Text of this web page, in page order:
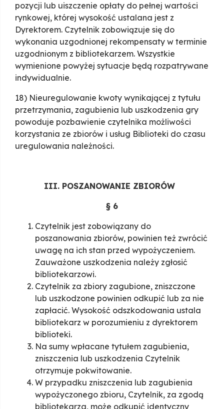
pozycji lub uiszczenie opłaty do pełnej wartości
rynkowej, której wysokość ustalana jest z
Dyrektorem. Czytelnik zobowiązuje się do
wykonania uzgodnionej rekompensaty w terminie
uzgodnionym z bibliotekarzem. Wszystkie
wymienione powyżej sytuacje będą rozpatrywane
indywidualnie.
18) Nieuregulowanie kwoty wynikającej z tytułu
przetrzymania, zagubienia lub uszkodzenia gry
powoduje pozbawienie czytelnika możliwości
korzystania ze zbiorów i usług Biblioteki do czasu
uregulowania należności.
III. POSZANOWANIE ZBIORÓW
§ 6
Czytelnik jest zobowiązany do
poszanowania zbiorów, powinien też zwrócić
uwagę na ich stan przed wypożyczeniem.
Zauważone uszkodzenia należy zgłosić
bibliotekarzowi.
Czytelnik za zbiory zagubione, zniszczone
lub uszkodzone powinien odkupić lub za nie
zapłacić. Wysokość odszkodowania ustala
bibliotekarz w porozumieniu z dyrektorem
biblioteki.
Na sumy wpłacane tytułem zagubienia,
zniszczenia lub uszkodzenia Czytelnik
otrzymuje pokwitowanie.
W przypadku zniszczenia lub zagubienia
wypożyczonego zbioru, Czytelnik, za zgodą
bibliotekarza, może odkupić identyczny